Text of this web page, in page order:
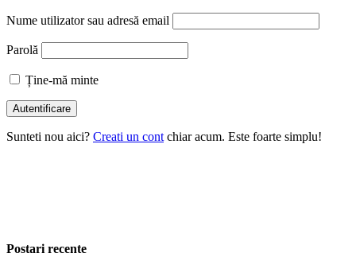
Nume utilizator sau adresă email
Parolă
Ține-mă minte
Sunteti nou aici? Creati un cont chiar acum. Este foarte simplu!
Postari recente